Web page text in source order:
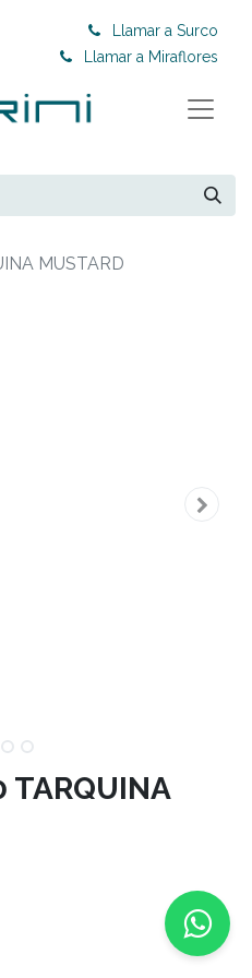
Llamar a Surco
Llamar a Miraflores
MUSTARD
TARQUINA